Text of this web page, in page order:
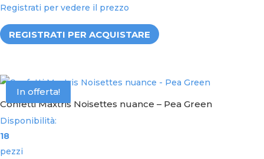
0
o
o
f
Registrati per vedere il prezzo
REGISTRATI PER ACQUISTARE
In offerta!
Confetti Maxtris Noisettes nuance – Pea Green
Disponibilità:
18
pezzi